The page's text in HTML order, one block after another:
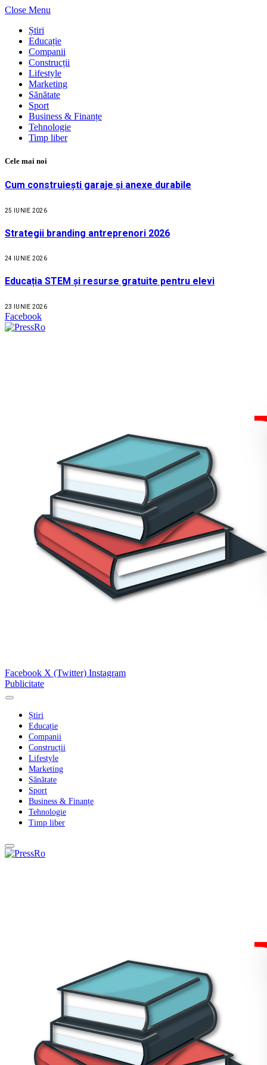
Close Menu
Știri
Educație
Companii
Construcții
Lifestyle
Marketing
Sănătate
Sport
Business & Finanțe
Tehnologie
Timp liber
Cele mai noi
Cum construiești garaje și anexe durabile
25 IUNIE 2026
Strategii branding antreprenori 2026
24 IUNIE 2026
Educația STEM și resurse gratuite pentru elevi
23 IUNIE 2026
Facebook
Facebook X (Twitter) Instagram
Publicitate
Știri
Educație
Companii
Construcții
Lifestyle
Marketing
Sănătate
Sport
Business & Finanțe
Tehnologie
Timp liber